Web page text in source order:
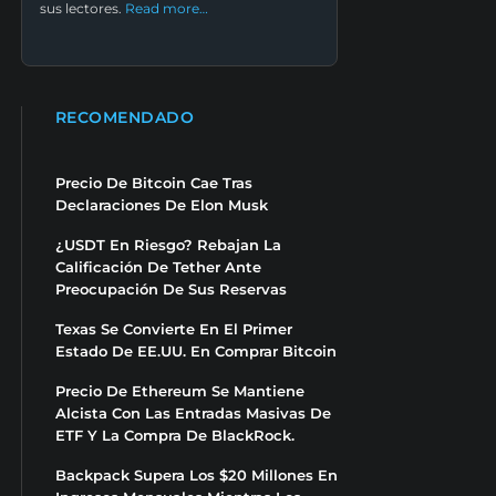
sus lectores. Read more…
RECOMENDADO
Precio De Bitcoin Cae Tras
Declaraciones De Elon Musk
¿USDT En Riesgo? Rebajan La
Calificación De Tether Ante
Preocupación De Sus Reservas
Texas Se Convierte En El Primer
Estado De EE.UU. En Comprar Bitcoin
Precio De Ethereum Se Mantiene
Alcista Con Las Entradas Masivas De
ETF Y La Compra De BlackRock.
Backpack Supera Los $20 Millones En